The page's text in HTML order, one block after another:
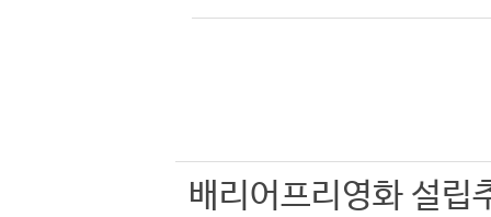
배리어프리영화 설립